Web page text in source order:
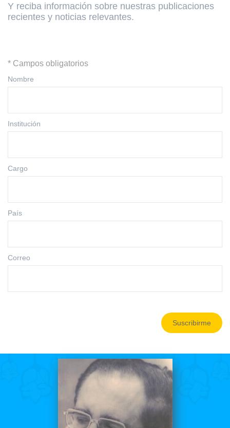
Y reciba información sobre nuestras publicaciones
recientes y noticias relevantes.
* Campos obligatorios
Nombre
Institución
Cargo
País
Correo
Suscribirme